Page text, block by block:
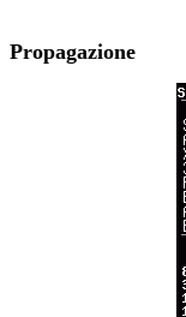
Propagazione